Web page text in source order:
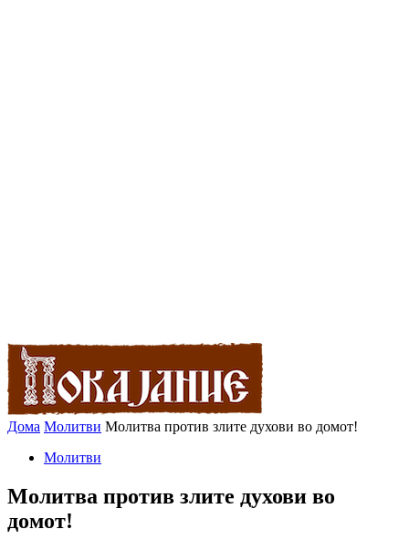
Дома Молитви Молитва против злите духови во домот!
Молитви
Молитва против злите духови во
домот!